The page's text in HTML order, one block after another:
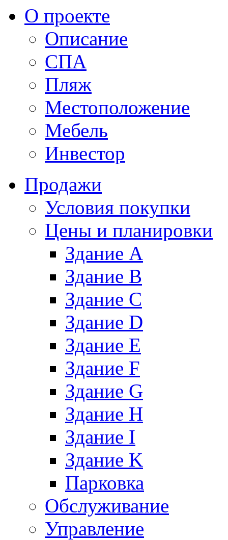
О проекте
Описание
СПА
Пляж
Местоположение
Мебель
Инвестор
Продажи
Условия покупки
Цены и планировки
Здание A
Здание B
Здание C
Здание D
Здание E
Здание F
Здание G
Здание H
Здание I
Здание K
Парковка
Обслуживание
Управление